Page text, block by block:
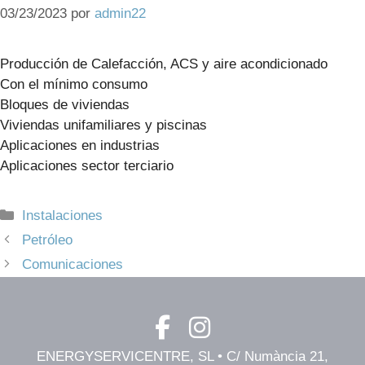
03/23/2023 por admin22
Producción de Calefacción, ACS y aire acondicionado
Con el mínimo consumo
Bloques de viviendas
Viviendas unifamiliares y piscinas
Aplicaciones en industrias
Aplicaciones sector terciario
Categorías
Instalaciones
Petróleo
Comunicaciones
ENERGYSERVICENTRE, SL • C/ Numància 21,